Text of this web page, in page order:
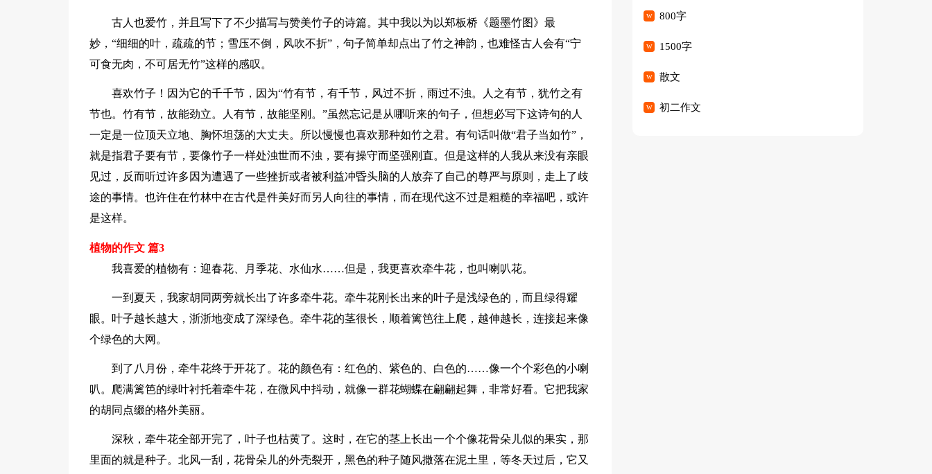
古人也爱竹，并且写下了不少描写与赞美竹子的诗篇。其中我以为以郑板桥《题墨竹图》最
妙，“细细的叶，疏疏的节；雪压不倒，风吹不折”，句子简单却点出了竹之神韵，也难怪古人会有“宁
可食无肉，不可居无竹”这样的感叹。
喜欢竹子！因为它的千千节，因为“竹有节，有千节，风过不折，雨过不浊。人之有节，犹竹之有
节也。竹有节，故能劲立。人有节，故能坚刚。”虽然忘记是从哪听来的句子，但想必写下这诗句的人
一定是一位顶天立地、胸怀坦荡的大丈夫。所以慢慢也喜欢那种如竹之君。有句话叫做“君子当如竹”，
就是指君子要有节，要像竹子一样处浊世而不浊，要有操守而坚强刚直。但是这样的人我从来没有亲眼
见过，反而听过许多因为遭遇了一些挫折或者被利益冲昏头脑的人放弃了自己的尊严与原则，走上了歧
途的事情。也许住在竹林中在古代是件美好而另人向往的事情，而在现代这不过是粗糙的幸福吧，或许
是这样。
植物的作文 篇3
我喜爱的植物有：迎春花、月季花、水仙水……但是，我更喜欢牵牛花，也叫喇叭花。
一到夏天，我家胡同两旁就长出了许多牵牛花。牵牛花刚长出来的叶子是浅绿色的，而且绿得耀
眼。叶子越长越大，浙浙地变成了深绿色。牵牛花的茎很长，顺着篱笆往上爬，越伸越长，连接起来像
个绿色的大网。
到了八月份，牵牛花终于开花了。花的颜色有：红色的、紫色的、白色的……像一个个彩色的小喇
叭。爬满篱笆的绿叶衬托着牵牛花，在微风中抖动，就像一群花蝴蝶在翩翩起舞，非常好看。它把我家
的胡同点缀的格外美丽。
深秋，牵牛花全部开完了，叶子也枯黄了。这时，在它的茎上长出一个个像花骨朵儿似的果实，那
里面的就是种子。北风一刮，花骨朵儿的外壳裂开，黑色的种子随风撒落在泥土里，等冬天过后，它又
800字
1500字
散文
初二作文